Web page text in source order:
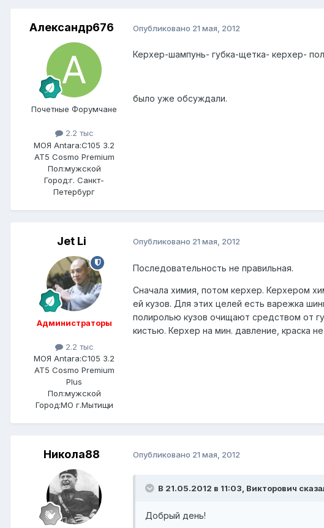
Александр676
Почетные Форумчане
2.2 тыс
МОЯ Antara:C105 3.2
AT5 Cosmo Premium
Пол:мужской
Город:г. Санкт-
Петербург
Опубликовано 21 мая, 2012
Керхер-шампунь- губка-щетка- керхер-
было уже обсуждали.
Jet Li
Администраторы
2.2 тыс
МОЯ Antara:C105 3.2
AT5 Cosmo Premium
Plus
Пол:мужской
Город:МО г.Мытищи
Опубликовано 21 мая, 2012
Последовательность не правильная.
Сначала химия, потом керхер. Керхером
ей кузов. Для этих целей есть варежка
полиролью кузов очищают средством от
кистью. Керхер на мин. давление, краска
Никола88 Опубликовано 21 мая, 2012
В 21.05.2012 в 11:03, Викторович
Добрый день!